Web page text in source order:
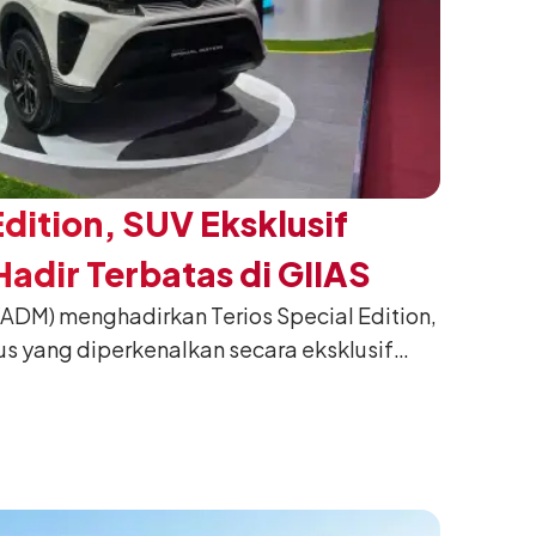
SUV Eksklusif
Terbatas di GIIAS
menghadirkan Terios Special Edition,
yang diperkenalkan secara eksklusif
International Auto Show (GIIAS) 2026
Dikembangkan dari varian Terios 1.5 X
yang telah menjadi ciri khas Terios.